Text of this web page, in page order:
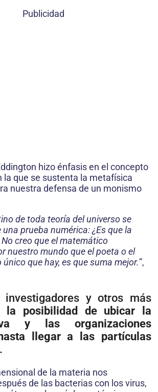
Publicidad
hizo énfasis en el concepto
la que se sustenta la metafísica
nuestra defensa de un monismo
de toda teoría del universo se
prueba numérica: ¿Es que la
creo que el matemático
nuestro mundo que el poeta o el
que hay, es que suma mejor.”,
investigadores y otros más
la posibilidad de ubicar la
y las organizaciones
llegar a las partículas
.
de la materia nos
de las bacterias con los virus,